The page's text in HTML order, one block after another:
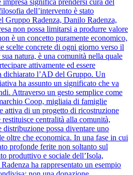
impresa significa prendersi cura del
dell’intervento è stato
Gruppo Radenza, Danilo Radenza,
non possa limitarsi a produrre valore
è un concetto puramente economico,
scelte concrete di ogni giorno verso il
natura, è una comunità nella quale
attivamente ed essere
dichiarato l’AD del Gruppo. Un
ha assunto un significato che va
Attraverso un gesto semplice come
Coop, migliaia di famiglie
attiva di un progetto di ricostruzione
centralità alla comunità,
distribuzione possa diventare uno
oltre che economica. In una fase in cui
profonde ferite non soltanto sul
produttivo e sociale dell’Isola,
ha rappresentato un esempio